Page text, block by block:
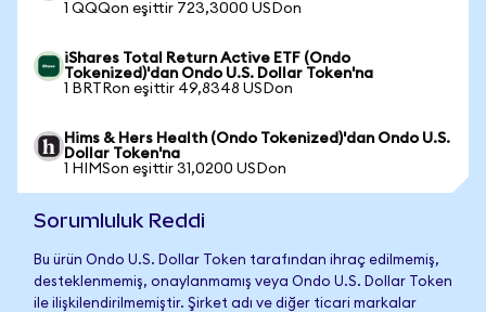
1 QQQon eşittir 723,3000 USDon
iShares Total Return Active ETF (Ondo
Tokenized)'dan Ondo U.S. Dollar Token'na
1 BRTRon eşittir 49,8348 USDon
Hims & Hers Health (Ondo Tokenized)'dan Ondo U.S.
Dollar Token'na
1 HIMSon eşittir 31,0200 USDon
Sorumluluk Reddi
Bu ürün Ondo U.S. Dollar Token tarafından ihraç edilmemiş,
desteklenmemiş, onaylanmamış veya Ondo U.S. Dollar Token
ile ilişkilendirilmemiştir. Şirket adı ve diğer ticari markalar